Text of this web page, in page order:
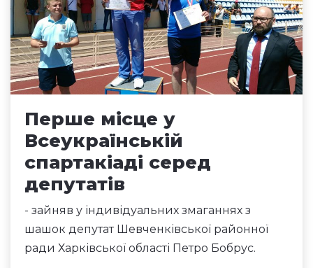
Перше місце у
Всеукраїнській
спартакіаді серед
депутатів
- зайняв у індивідуальних змаганнях з
шашок депутат Шевченківської районної
ради Харківської області Петро Бобрус.